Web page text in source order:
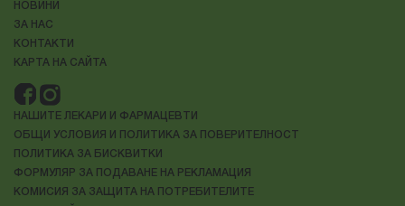
НОВИНИ
ЗА НАС
КОНТАКТИ
КАРТА НА САЙТА
НАШИТЕ ЛЕКАРИ И ФАРМАЦЕВТИ
ОБЩИ УСЛОВИЯ И ПОЛИТИКА ЗА ПОВЕРИТЕЛНОСТ
ПОЛИТИКА ЗА БИСКВИТКИ
ФОРМУЛЯР ЗА ПОДАВАНЕ НА РЕКЛАМАЦИЯ
КОМИСИЯ ЗА ЗАЩИТА НА ПОТРЕБИТЕЛИТЕ